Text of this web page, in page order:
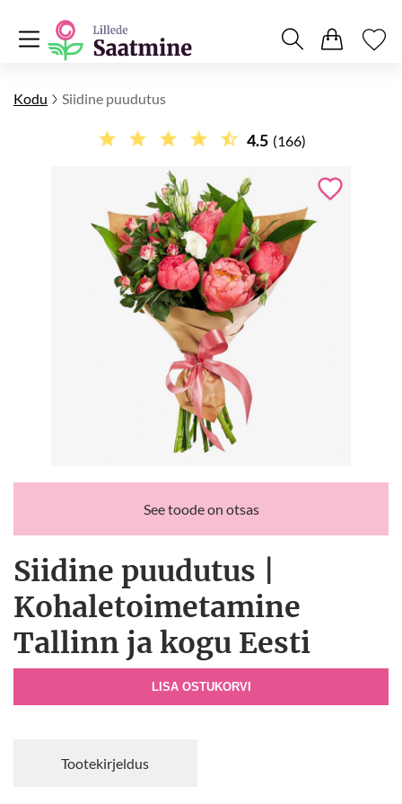
Kodu Siidine puudutus
4.5 (166)
See toode on otsas
Siidine puudutus |
Kohaletoimetamine
Tallinn ja kogu Eesti
LISA OSTUKORVI
Tootekirjeldus